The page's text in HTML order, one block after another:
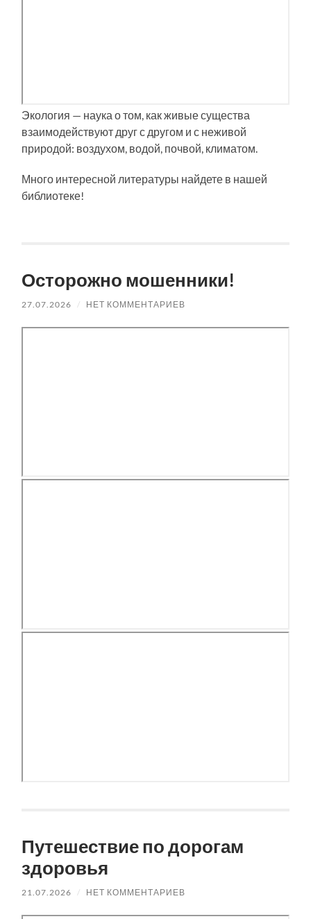
Экология — наука о том, как живые существа
взаимодействуют друг с другом и с неживой
природой: воздухом, водой, почвой, климатом.
Много интересной литературы найдете в нашей
библиотеке!
Осторожно мошенники!
27.07.2026 / НЕТ КОММЕНТАРИЕВ
Путешествие по дорогам
здоровья
21.07.2026 / НЕТ КОММЕНТАРИЕВ